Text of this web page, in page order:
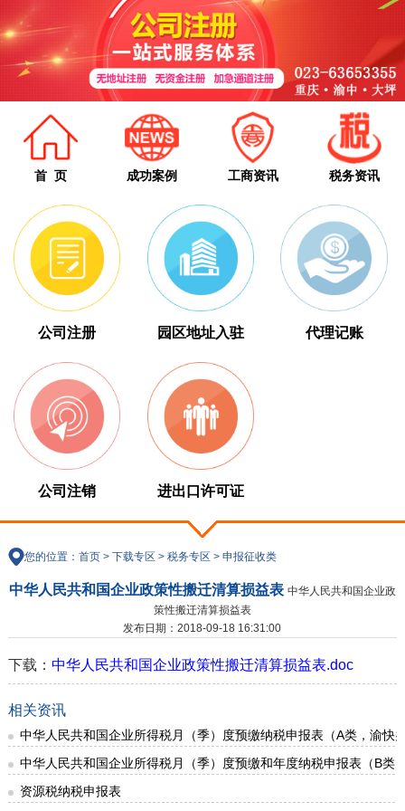
首 页 成功案例 工商资讯 税务资讯
公司注册 园区地址入驻 代理记账
公司注销 进出口许可证
您的位置： 首页> 下载专区> 税务专区> 申报征收类
中华人民共和国企业政策性搬迁清算损益表 中华人民共和国企业政
策性搬迁清算损益表
发布日期：2018-09-18 16:31:00
下载： 中华人民共和国企业政策性搬迁清算损益表.doc
相关资讯
中华人民共和国企业所得税月（季）度预缴纳税申报表（A类，渝快
中华人民共和国企业所得税月（季）度预缴和年度纳税申报表（B类
资源税纳税申报表